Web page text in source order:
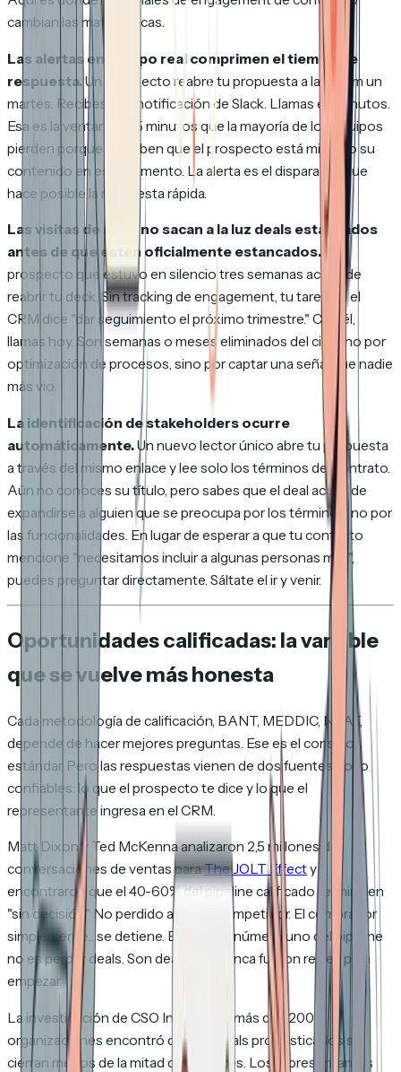
cambian las matemáticas.
Las alertas en tiempo real comprimen el tiempo de
respuesta. Un prospecto reabre tu propuesta a las 10am un
martes. Recibes una notificación de Slack. Llamas en minutos.
Esa es la ventana de 5 minutos que la mayoría de los equipos
pierden porque no saben que el prospecto está mirando su
contenido en ese momento. La alerta es el disparador que
hace posible la respuesta rápida.
Las visitas de retorno sacan a la luz deals estancados
antes de que estén oficialmente estancados. Un
prospecto que estuvo en silencio tres semanas acaba de
reabrir tu deck. Sin tracking de engagement, tu tarea en el
CRM dice "dar seguimiento el próximo trimestre." Con él,
llamas hoy. Son semanas o meses eliminados del ciclo, no por
optimización de procesos, sino por captar una señal que nadie
más vio.
La identificación de stakeholders ocurre
automáticamente.Un nuevo lector único abre tu propuesta
a través del mismo enlace y lee solo los términos del contrato.
Aún no conoces su título, pero sabes que el deal acaba de
expandirse a alguien que se preocupa por los términos, no por
las funcionalidades. En lugar de esperar a que tu contacto
mencione "necesitamos incluir a algunas personas más",
puedes preguntar directamente. Sáltate el ir y venir.
Oportunidades calificadas: la variable
que se vuelve más honesta
Cada metodología de calificación, BANT, MEDDIC, NEAT,
depende de hacer mejores preguntas. Ese es el consejo
estándar. Pero las respuestas vienen de dos fuentes poco
confiables: lo que el prospecto te dice y lo que el
representante ingresa en el CRM.
Matt Dixon y Ted McKenna analizaron 2,5 millones de
conversaciones de ventas paraThe JOLT Effecty
encontraron que el 40-60% del pipeline calificado termina en
"sin decisión." No perdido ante un competidor. El comprador
simplemente... se detiene. El asesino número uno del pipeline
no es perder deals. Son deals que nunca fueron reales para
empezar.
La investigación de CSO Insights en más de 1.200
organizaciones encontró que los deals pronosticados se
cierran menos de la mitad de las veces. Los representantes